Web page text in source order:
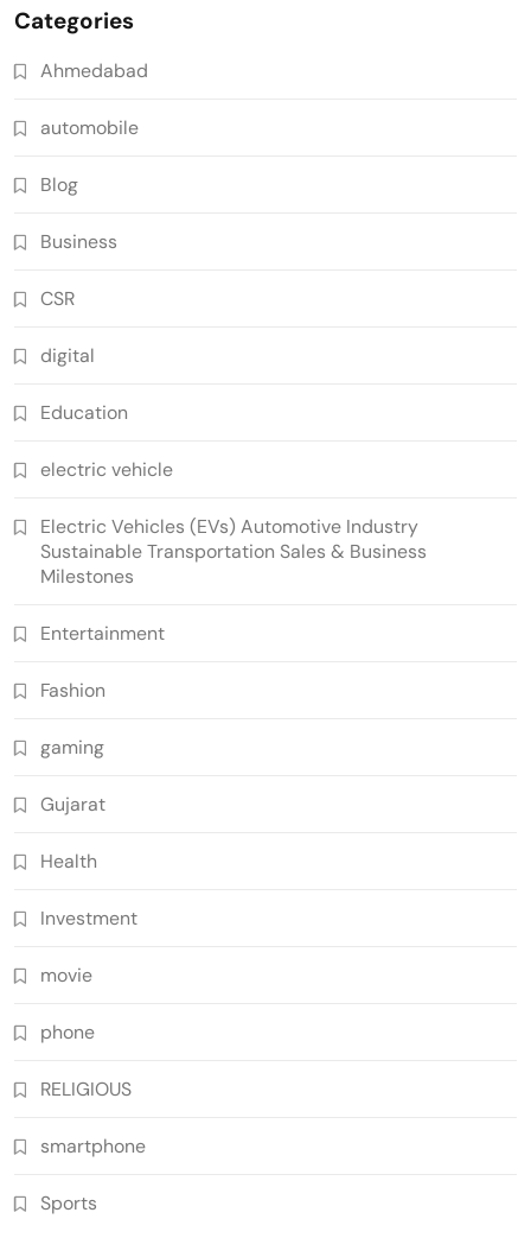
Categories
Ahmedabad
automobile
Blog
Business
CSR
digital
Education
electric vehicle
Electric Vehicles (EVs) Automotive Industry
Sustainable Transportation Sales & Business
Milestones
Entertainment
Fashion
gaming
Gujarat
Health
Investment
movie
phone
RELIGIOUS
smartphone
Sports